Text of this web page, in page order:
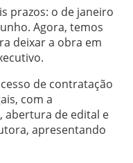
prazos: o de janeiro
Agora, temos
deixar a obra em
de contratação
com a
abertura de edital e
apresentando